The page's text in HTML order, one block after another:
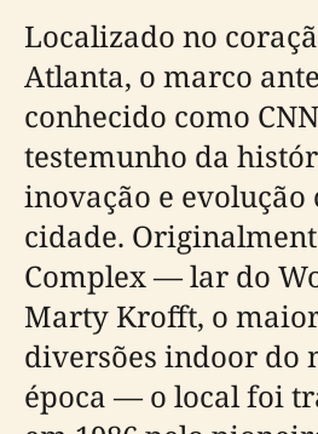
Localizado no
Atlanta, o marco
conhecido como
testemunho da
inovação e
cidade.
Complex — lar do
Marty Krofft, o
diversões indoor do
época — o local foi